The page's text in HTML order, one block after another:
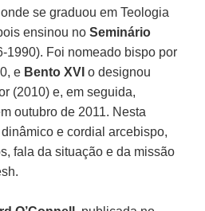
se graduou em Teologia
ensinou noSeminário
1990). Foi nomeado bispo por
e Bento XVI o designou
(2010) e, em seguida,
outubro de 2011. Nesta
e cordial arcebispo,
fala da situação e da missão